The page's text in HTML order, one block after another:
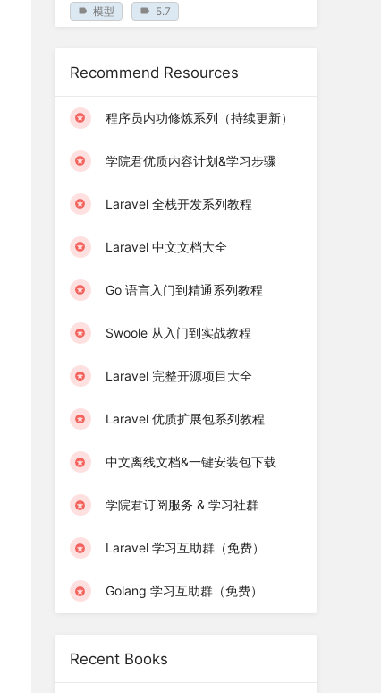
模型
5.7
Recommend Resources
程序员内功修炼系列（持续更新）
学院君优质内容计划&学习步骤
Laravel 全栈开发系列教程
Laravel 中文文档大全
Go 语言入门到精通系列教程
Swoole 从入门到实战教程
Laravel 完整开源项目大全
Laravel 优质扩展包系列教程
中文离线文档&一键安装包下载
学院君订阅服务 & 学习社群
Laravel 学习互助群（免费）
Golang 学习互助群（免费）
Recent Books